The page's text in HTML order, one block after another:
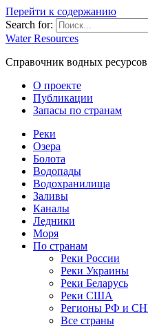
Перейти к содержанию
Search for:
Water Resources
Справочник водных ресурсов
О проекте
Публикации
Запасы по странам
Реки
Озера
Болота
Водопады
Водохранилища
Заливы
Каналы
Ледники
Моря
По странам
Реки России
Реки Украины
Реки Беларусь
Реки США
Регионы РФ и
Все страны